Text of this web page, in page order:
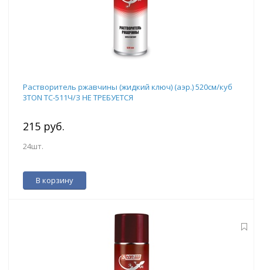
Растворитель ржавчины (жидкий ключ) (аэр.) 520см/куб
3TON ТС-511Ч/З НЕ ТРЕБУЕТСЯ
215 руб.
24шт.
В корзину